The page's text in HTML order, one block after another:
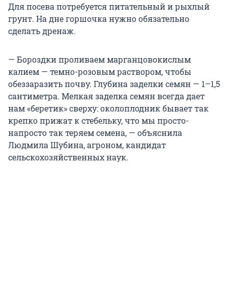
Для посева потребуется питательный и рыхлый
грунт. На дне горшочка нужно обязательно
сделать дренаж.
— Бороздки проливаем марганцовокислым
калием — темно-розовым раствором, чтобы
обеззаразить почву. Глубина заделки семян — 1–1,5
сантиметра. Мелкая заделка семян всегда дает
нам «беретик» сверху: околоплодник бывает так
крепко прижат к стебельку, что мы просто-
напросто так теряем семена, — объяснила
Людмила Шубина, агроном, кандидат
сельскохозяйственных наук.